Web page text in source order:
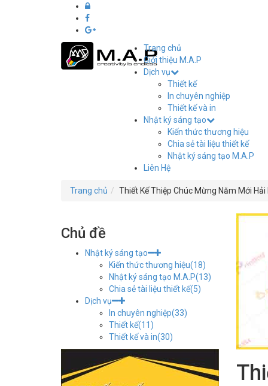
Hải
Phòng
Trang chủ
Giới thiệu M.A.P
Dịch vụ
Thiết kế
In chuyên nghiệp
Thiết kế và in
Nhật ký sáng tạo
Kiến thức thương hiệu
Chia sẻ tài liệu thiết kế
Nhật ký sáng tạo M.A.P
Liên Hệ
Trang chủ Thiết Kế Thiệp Chúc Mừng Năm Mới Hải
Chủ đề
Nhật ký sáng tạo
Kiến thức thương hiệu(18)
Nhật ký sáng tạo M.A.P(13)
Chia sẻ tài liệu thiết kế(5)
Dịch vụ
In chuyên nghiệp(33)
Thiết kế(11)
Thiết kế và in(30)